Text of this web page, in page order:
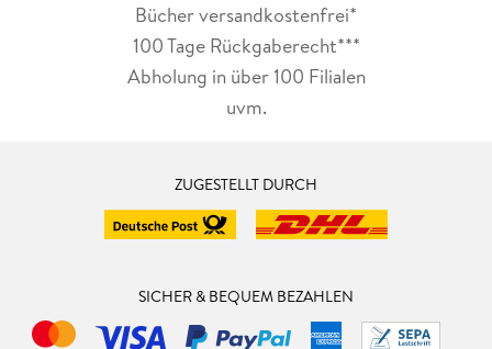
Bücher versandkostenfrei*
100 Tage Rückgaberecht***
Abholung in über 100 Filialen
uvm.
ZUGESTELLT DURCH
SICHER & BEQUEM BEZAHLEN